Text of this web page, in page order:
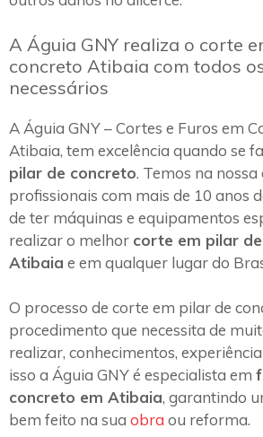
A Águia GNY realiza o corte
concreto Atibaia com todos
necessários
A Águia GNY – Cortes e Furos em
Atibaia, tem excelência quando se
pilar de concreto. Temos na nossa
profissionais com mais de 10 anos
de ter máquinas e equipamentos
realizar o melhor corte em pilar
Atibaia e em qualquer lugar do
O processo de corte em pilar de
procedimento que necessita de
realizar, conhecimentos,
isso a Águia GNY é especialista em
concreto em Atibaia, garantindo
bem feito na sua obra ou reforma.